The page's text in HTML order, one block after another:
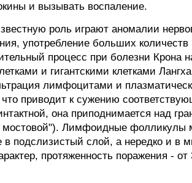
и вызывать воспаление.
роль играют аномалии
употребление больших
процесс при болезни Крона
и гигантскими клетками
лимфоцитами и
приводит к сужению
она приподнимается над
Лимфоидные фолликулы
подслизистый слой, а нередко и в
протяженность поражения -